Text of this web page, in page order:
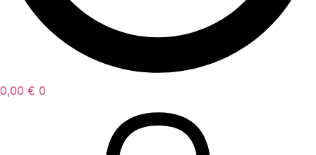
0,00 € 0